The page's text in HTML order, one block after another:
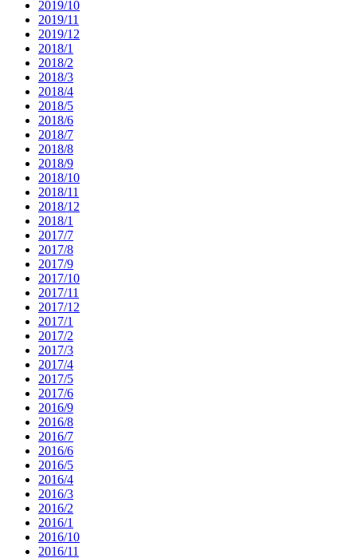
2019/10
2019/11
2019/12
2018/1
2018/2
2018/3
2018/4
2018/5
2018/6
2018/7
2018/8
2018/9
2018/10
2018/11
2018/12
2018/1
2017/7
2017/8
2017/9
2017/10
2017/11
2017/12
2017/1
2017/2
2017/3
2017/4
2017/5
2017/6
2016/9
2016/8
2016/7
2016/6
2016/5
2016/4
2016/3
2016/2
2016/1
2016/10
2016/11